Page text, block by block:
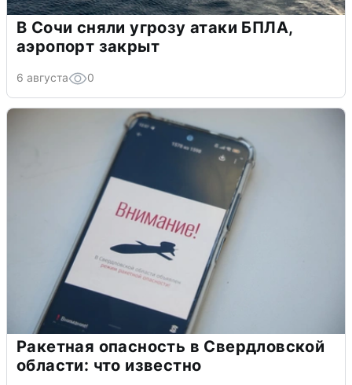
В Сочи сняли угрозу атаки БПЛА,
аэропорт закрыт
6 августа 0
Ракетная опасность в Свердловской
области: что известно